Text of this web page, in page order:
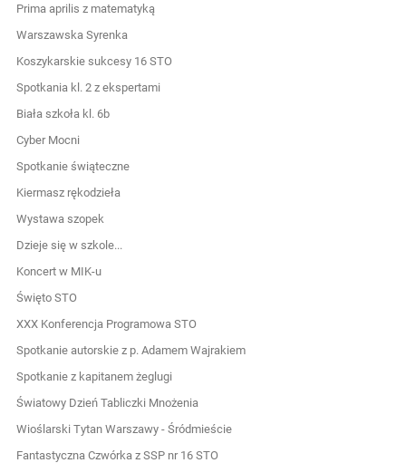
Prima aprilis z matematyką
Warszawska Syrenka
Koszykarskie sukcesy 16 STO
Spotkania kl. 2 z ekspertami
Biała szkoła kl. 6b
Cyber Mocni
Spotkanie świąteczne
Kiermasz rękodzieła
Wystawa szopek
Dzieje się w szkole...
Koncert w MIK-u
Święto STO
XXX Konferencja Programowa STO
Spotkanie autorskie z p. Adamem Wajrakiem
Spotkanie z kapitanem żeglugi
Światowy Dzień Tabliczki Mnożenia
Wioślarski Tytan Warszawy - Śródmieście
Fantastyczna Czwórka z SSP nr 16 STO